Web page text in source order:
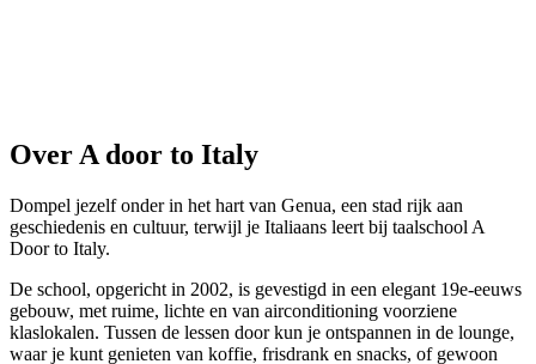
Over A door to Italy
Dompel jezelf onder in het hart van Genua, een stad rijk aan
geschiedenis en cultuur, terwijl je Italiaans leert bij taalschool A
Door to Italy.
De school, opgericht in 2002, is gevestigd in een elegant 19e-eeuws
gebouw, met ruime, lichte en van airconditioning voorziene
klaslokalen. Tussen de lessen door kun je ontspannen in de lounge,
waar je kunt genieten van koffie, frisdrank en snacks, of gewoon